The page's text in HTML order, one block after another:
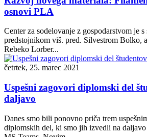
osnovi PLA
Center za sodelovanje z gospodarstvom je
predstojnikom viš. pred. Silvestrom Bolko,
Rebeko Lorber...
četrtek, 25. marec 2021
Uspešni zagovori diplomski del
daljavo
Danes smo bili ponovno priča trem
diplomskih del, ki smo jih izvedli na